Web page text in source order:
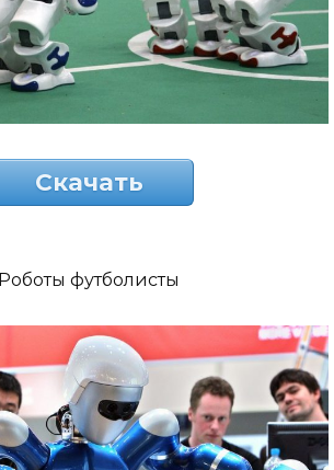
Скачать
Роботы футболисты